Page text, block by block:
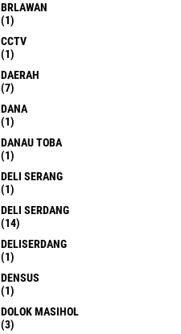
BRLAWAN
(1)
CCTV
(1)
DAERAH
(7)
DANA
(1)
DANAU TOBA
(1)
DELI SERANG
(1)
DELI SERDANG
(14)
DELISERDANG
(1)
DENSUS
(1)
DOLOK MASIHOL
(3)